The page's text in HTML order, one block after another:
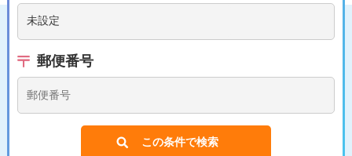
郵便番号
この条件で検索